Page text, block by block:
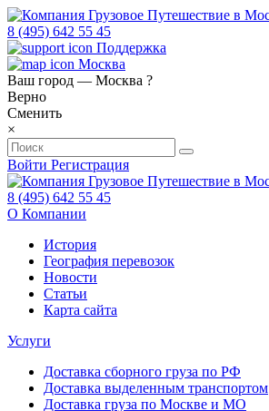
8 (495) 642 55 45
Поддержка
Москва
Ваш город — Москва ?
Верно
Сменить
×
Войти Регистрация
8 (495) 642 55 45
О Компании
История
География перевозок
Новости
Статьи
Карта сайта
Услуги
Доставка сборного груза по РФ
Доставка выделенным транспортом
Доставка груза по Москве и МО